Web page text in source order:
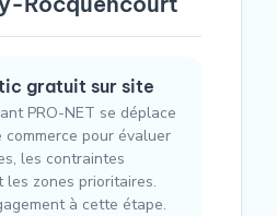
gratuit sur site
PRO-NET se déplace
commerce pour évaluer
les contraintes
les zones prioritaires.
à cette étape.